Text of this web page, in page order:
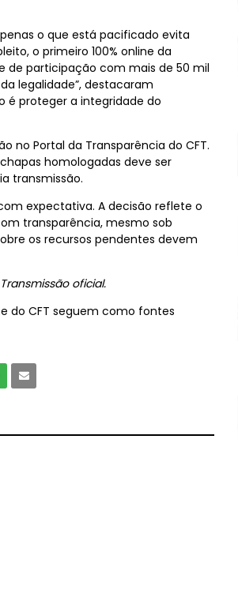
o que está pacificado evita
o primeiro 100% online da
de participação com mais de 50 mil
legalidade”, destacaram
é proteger a integridade do
no Portal da Transparência do CFT.
homologadas deve ser
transmissão.
expectativa. A decisão reflete o
transparência, mesmo sob
os recursos pendentes devem
oficial.
do CFT seguem como fontes